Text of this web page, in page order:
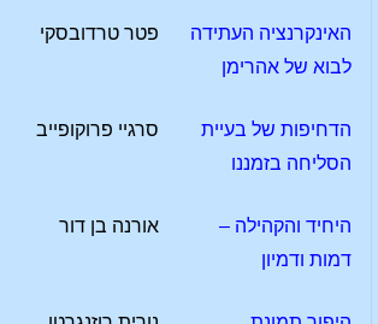
האינקרנציה העתידה
לבוא של אהרימן
פטר טרדובסקי
הדחיפות של בעיית
הסליחה בזמננו
סרגיי פרוקופייב
היחיד והקהילה –
דמות ודמיון
אורנה בן דור